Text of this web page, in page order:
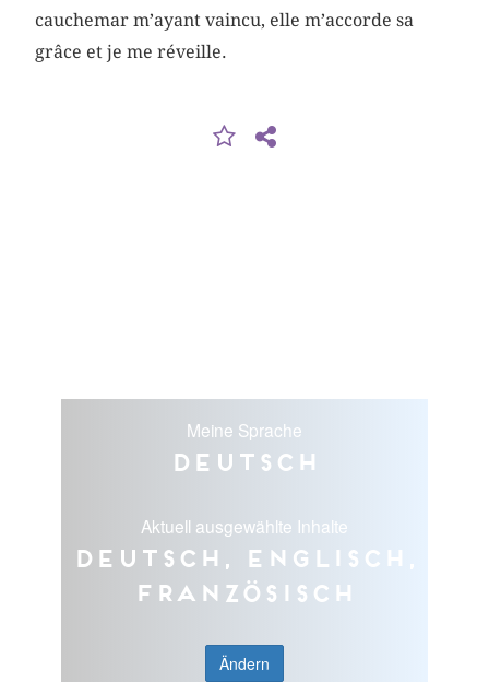
cauchemar m’ayant vaincu, elle m’accorde sa
grâce et je me réveille.
Meine Sprache
Deutsch
Aktuell ausgewählte Inhalte
Deutsch, Englisch,
Französisch
Ändern